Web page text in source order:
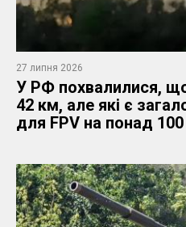
27 липня 2026
У РФ похвалилися, що
42 км, але які є
для FPV на понад